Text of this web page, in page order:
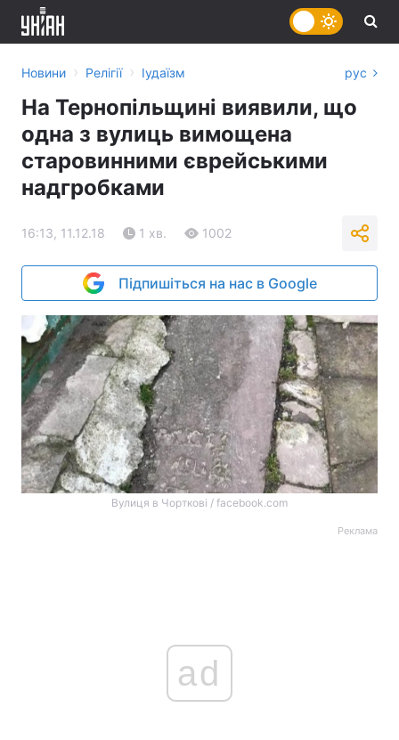
Новини › Релігії › Іудаїзм рус
На Тернопільщині виявили, що
одна з вулиць вимощена
старовинними єврейськими
надгробками
16:13, 11.12.18 1 хв. 1002
Підпишіться на нас в Google
Вулиця в Чорткові / facebook.com
Реклама
ad